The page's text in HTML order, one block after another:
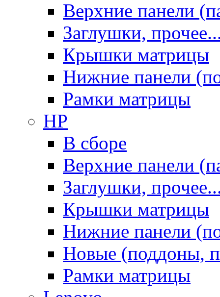
Верхние панели
Заглушки,
Крышки матрицы
Нижние панели
Рамки матрицы
HP
В сборе
Верхние панели
Заглушки,
Крышки матрицы
Нижние панели
Новые (поддоны,
Рамки матрицы